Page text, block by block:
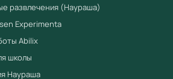
развлечения (Наураша)
Experimenta
Abilix
школы
Наураша